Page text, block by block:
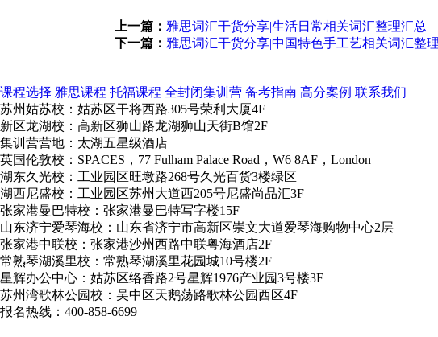
上一篇： 雅思词汇干货分享|生活日常相关词汇整理汇总
下一篇： 雅思词汇干货分享|中国特色手工艺相关词汇整
课程选择 雅思课程 托福课程 全封闭集训营 备考指南 高分案例 联系我们
苏州姑苏校：姑苏区干将西路305号荣利大厦4F
新区龙湖校：高新区狮山路龙湖狮山天街B馆2F
集训营营地：太湖五星级酒店
英国伦敦校：SPACES，77 Fulham Palace Road，W6 8AF，London
湖东久光校：工业园区旺墩路268号久光百货3楼绿区
湖西尼盛校：工业园区苏州大道西205号尼盛尚品汇3F
张家港曼巴特校：张家港曼巴特写字楼15F
山东济宁爱琴海校：山东省济宁市高新区崇文大道爱琴海购物中心2层
张家港中联校：张家港沙州西路中联粤海酒店2F
常熟琴湖溪里校：常熟琴湖溪里花园城10号楼2F
星辉办公中心：姑苏区络香路2号星辉1976产业园3号楼3F
苏州湾歌林公园校：吴中区天鹅荡路歌林公园西区4F
报名热线：400-858-6699